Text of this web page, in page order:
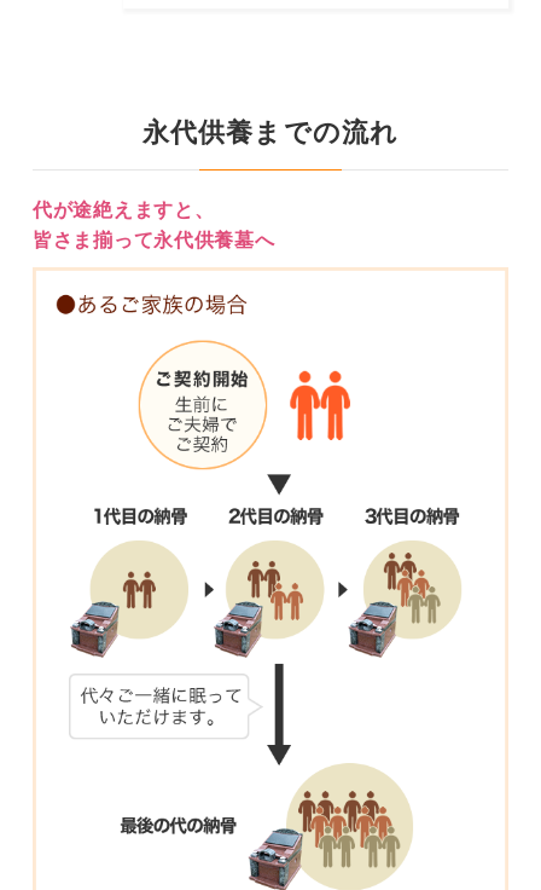
永代供養までの流れ
代が途絶えますと、
皆さま揃って永代供養墓へ